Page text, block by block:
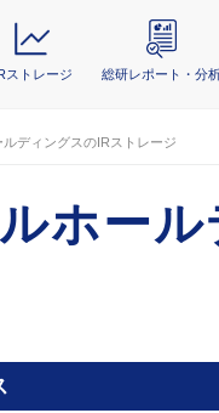
ストレージ 総研レポート・分
ディングスのIRストレージ
ホー